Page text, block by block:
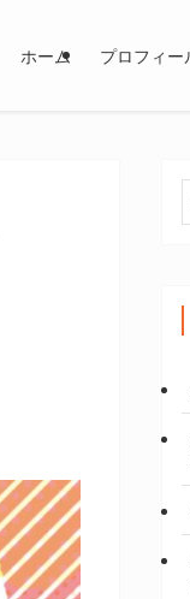
ホーム プロフィー